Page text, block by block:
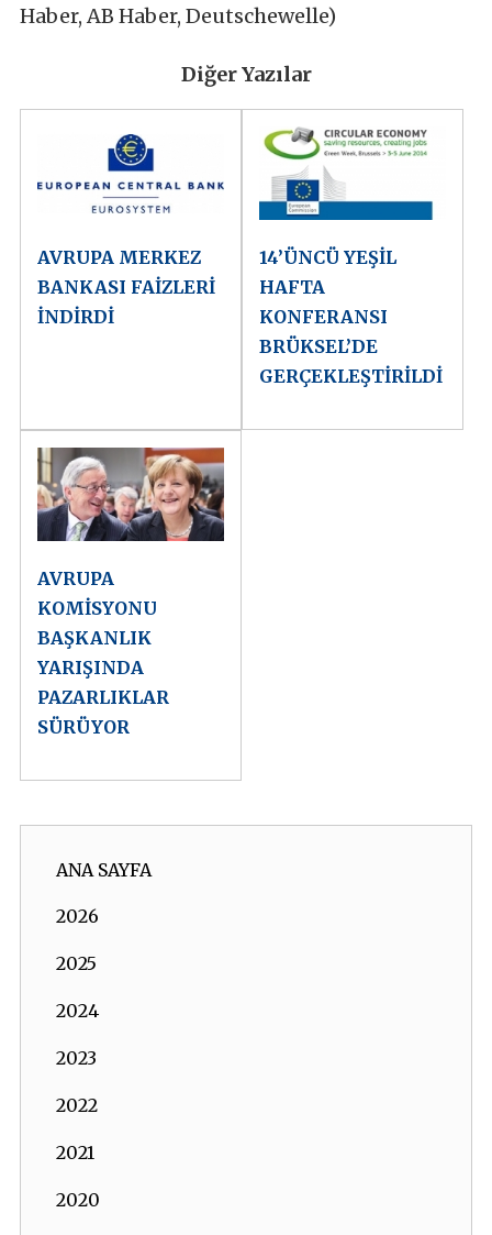
Haber, AB Haber, Deutschewelle)
Diğer Yazılar
AVRUPA MERKEZ
BANKASI FAİZLERİ
İNDİRDİ
14’ÜNCÜ YEŞİL
HAFTA
KONFERANSI
BRÜKSEL’DE
GERÇEKLEŞTİRİLDİ
AVRUPA
KOMİSYONU
BAŞKANLIK
YARIŞINDA
PAZARLIKLAR
SÜRÜYOR
ANA SAYFA
2026
2025
2024
2023
2022
2021
2020